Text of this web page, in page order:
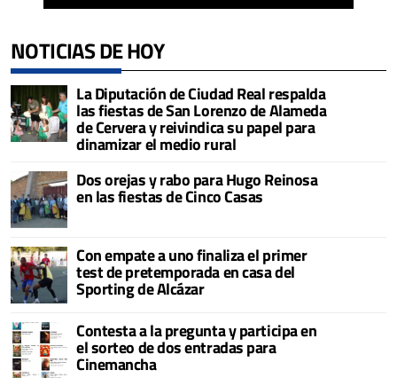
NOTICIAS DE HOY
La Diputación de Ciudad Real respalda
las fiestas de San Lorenzo de Alameda
de Cervera y reivindica su papel para
dinamizar el medio rural
Dos orejas y rabo para Hugo Reinosa
en las fiestas de Cinco Casas
Con empate a uno finaliza el primer
test de pretemporada en casa del
Sporting de Alcázar
Contesta a la pregunta y participa en
el sorteo de dos entradas para
Cinemancha